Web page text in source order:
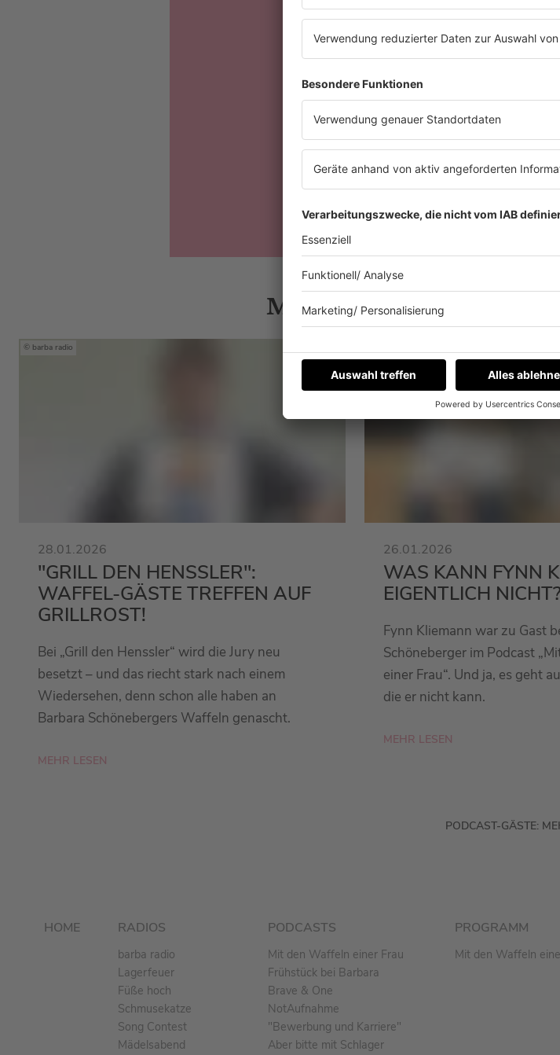
ENIE
welcher Zeit
ihr in dieser
Mehr News zu Barbara
barba radio
28.01.2026
"GRILL DEN HENSSLER":
WAFFEL-GÄSTE TREFFEN AUF
GRILLROST!
Bei „Grill den Henssler“ wird die Jury neu
besetzt – und das riecht stark nach einem
Wiedersehen, denn schon alle haben an
Barbara Schönebergers Waffeln genascht.
MEHR LESEN
26.01.2026
WAS KANN FYNN
EIGENTLICH NICHT?
Fynn Kliemann war zu Gast
Schöneberger im Podcast
einer Frau“. Und ja, es geht
die er nicht kann.
MEHR LESEN
PODCAST-GÄSTE:
HOME RADIOS
barba radio
Lagerfeuer
Füße hoch
Schmusekatze
Song Contest
Mädelsabend
PODCASTS
Mit den Waffeln einer Frau
Frühstück bei Barbara
Brave & One
NotAufnahme
"Bewerbung und Karriere"
Aber bitte mit Schlager
PROGRAMM
Mit den Waffeln